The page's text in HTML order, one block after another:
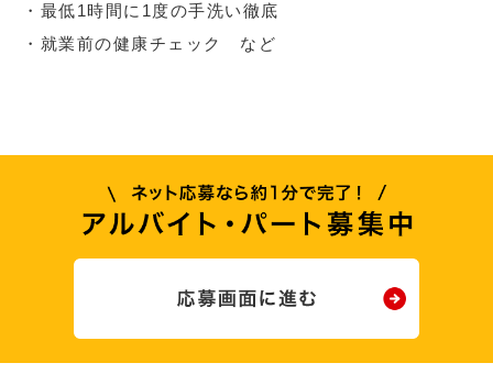
・最低1時間に1度の手洗い徹底
・就業前の健康チェック など